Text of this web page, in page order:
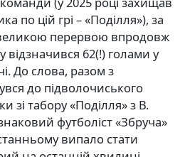
по цій грі – «Поділля»), за
перервою впродовж
відзначився 62(!) голами у
До слова, разом з
до підволочиського
зі табору «Поділля» з В.
футболіст «Збруча»
випало стати